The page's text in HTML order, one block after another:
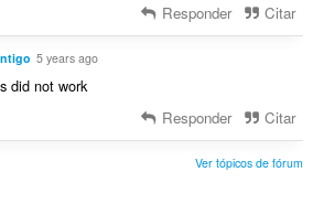
Responder Citar
5 years ago
did not work
Responder Citar
Ver tópicos de fórum